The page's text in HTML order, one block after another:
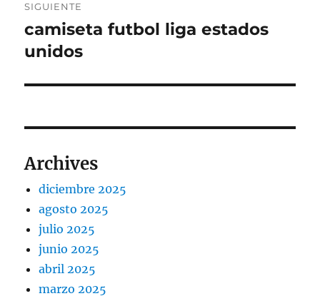
SIGUIENTE
Entrada
siguiente:
camiseta futbol liga estados
unidos
Archives
diciembre 2025
agosto 2025
julio 2025
junio 2025
abril 2025
marzo 2025